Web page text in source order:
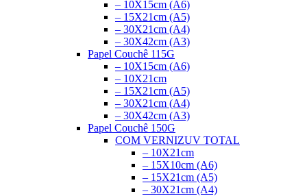
– 10X15cm (A6)
– 15X21cm (A5)
– 30X21cm (A4)
– 30X42cm (A3)
Papel Couchê 115G
– 10X15cm (A6)
– 10X21cm
– 15X21cm (A5)
– 30X21cm (A4)
– 30X42cm (A3)
Papel Couchê 150G
COM VERNIZUV TOTAL
– 10X21cm
– 15X10cm (A6)
– 15X21cm (A5)
– 30X21cm (A4)